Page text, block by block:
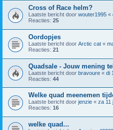
Cross of Race helm?
Laatste bericht door wouter1995 «
Reacties: 25
Oordopjes
Laatste bericht door Arctic cat «
Reacties: 21
Quadsale - Jouw mening
Laatste bericht door bravoure « di
Reacties: 44
Welke quad meenemen
Laatste bericht door jenzie « za 11
Reacties: 16
welke quad...